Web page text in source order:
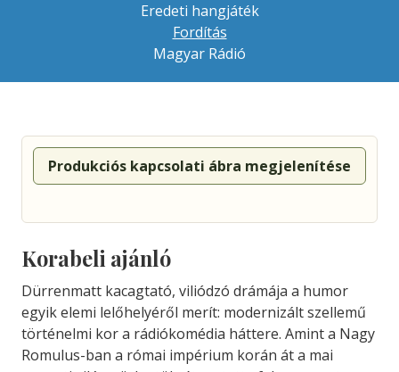
Eredeti hangjáték
Fordítás
Magyar Rádió
Produkciós kapcsolati ábra megjelenítése
Korabeli ajánló
Dürrenmatt kacagtató, viliódzó drámája a humor
egyik elemi lelőhelyéről merít: modernizált szellemű
történelmi kor a rádiókomédia háttere. Amint a Nagy
Romulus-ban a római impérium korán át a mai